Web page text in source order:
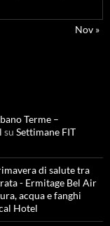
Nov »
Terme –
su Settimane FIT
di salute tra
- Ermitage Bel Air
acqua e fanghi
Hotel